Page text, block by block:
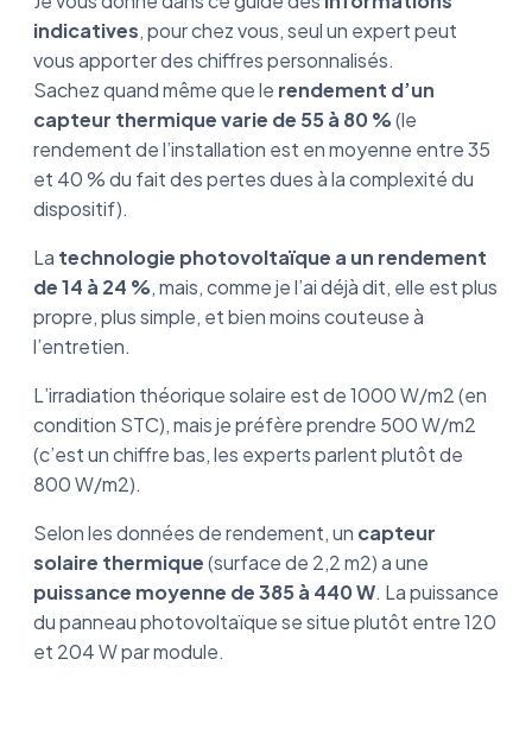
indicatives, pour chez vous, seul un expert peut
vous apporter des chiffres personnalisés.
Sachez quand même que le rendement d’un
capteur thermique varie de 55 à 80 %(le
rendement de l’installation est en moyenne entre 35
et 40 % du fait des pertes dues à la complexité du
dispositif).
La technologie photovoltaïque a un rendement
de 14 à 24 %, mais, comme je l’ai déjà dit, elle est plus
propre, plus simple, et bien moins couteuse à
l’entretien.
L’irradiation théorique solaire est de 1000 W/m2 (en
condition STC), mais je préfère prendre 500 W/m2
(c’est un chiffre bas, les experts parlent plutôt de
800 W/m2).
Selon les données de rendement, un capteur
solaire thermique(surface de 2,2 m2) a une
puissance moyenne de 385 à 440 W. La puissance
du panneau photovoltaïque se situe plutôt entre 120
et 204 W par module.